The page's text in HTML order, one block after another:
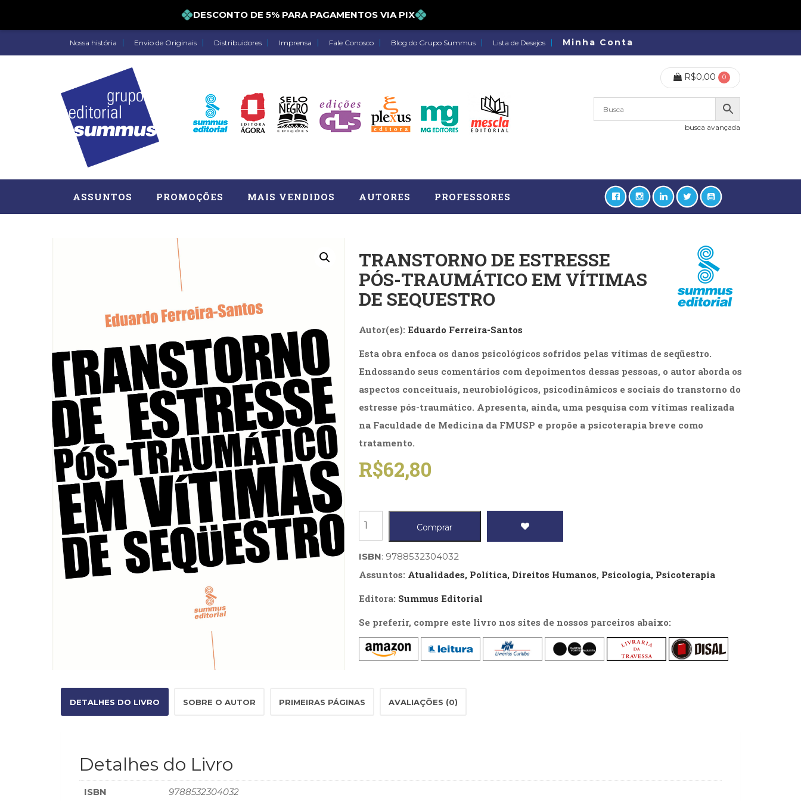
DESCONTO DE 5% PARA PAGAMENTOS VIA PIX
Nossa história Envio de Originais Distribuidores Imprensa Fale Conosco Blog do Grupo Summus Lista de Desejos Minha Conta
R$0,00 0
busca avançada
ASSUNTOS
Administração, RH (77) Astrologia (27)
Atualidades, Política, Direitos Humanos (133)
Biografias, Depoimentos, Vivências (104)
Ciências Sociais (102)
Comportamento (418)
Comunicação (232)
Crescimento Interior (222)
Culinária, Alimentação (14)
Educação Especial (39)
Fisioterapia (47)
Fonoaudiologia (54)
Gestalt-terapia (93)
Jornalismo (57)
Literatura Erótica (11)
Literatura, Ficção, Ensaios (69)
Obras de referência (48)
PNL (Programação Neurolingüística) (41)
Psicodrama (200)
Psicologia, Psicoterapia (799)
Publicidade, Propaganda e Marketing (33)
Puericultura (23)
Rádio (8)
Relações Públicas e Comunicação Empresarial
(31)
Religião, Espiritualidade, Filosofia (63) Saúde (132)
Sem categoria (0) Televisão (22)
Temas africanos (30)
Terapia Ocupacional (21)
Treinamento e RH (65)
Turismo (1)
Vida Prática (32)
PROMOÇÕES MAIS VENDIDOS AUTORES PROFESSORES
TRANSTORNO DE ESTRESSE
PÓS-TRAUMÁTICO EM VÍTIMAS
DE SEQUESTRO
Autor(es): Eduardo Ferreira-Santos
Esta obra enfoca os danos psicológicos sofridos pelas vítimas de seqüestro.
Endossando seus comentários com depoimentos dessas pessoas, o autor aborda os
aspectos conceituais, neurobiológicos, psicodinâmicos e sociais do transtorno do
estresse pós-traumático. Apresenta, ainda, uma pesquisa com vítimas realizada
na Faculdade de Medicina da FMUSP e propõe a psicoterapia breve como
tratamento.
R$62,80
Transtorno
estresse
pós-
vítimas
de
sequestro
Comprar
ISBN: 9788532304032
Assuntos: Atualidades, Política, Direitos Humanos, Psicologia, Psicoterapia
Editora: Summus Editorial
Se preferir, compre este livro nos sites de nossos parceiros abaixo:
DETALHES DO LIVRO SOBRE O AUTOR PRIMEIRAS PÁGINAS AVALIAÇÕES (0)
Detalhes do Livro
ISBN 9788532304032